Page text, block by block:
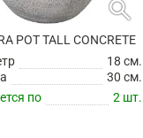
search
POT TALL CONCRETE
18 см.
30 см.
по
2 шт.